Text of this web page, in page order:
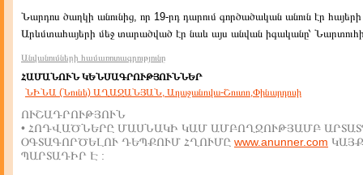
Նարդոս ծաղկի անունից, որ 19-րդ դարում գործածական անուն էր հայերի
Արևմտահայերի մեջ տարածված էր նաև այս անվան իգականը՝
Անվանումների համառոտագրությունը
ՀԱՄԱՆՈՒՆ ԿԵՆՍԱԳՐՈՒԹՅՈՒՆՆԵՐ
ՆԻՆԱ (Նունե) ԱՂԱՋԱՆՅԱՆ, Աղաջանովա-Շուտո,Փինարդոսի
ՈՒՇԱԴՐՈՒԹՅՈՒՆ
• ՀՈԴՎԱԾՆԵՐԸ ՄԱՍՆԱԿԻ ԿԱՄ ԱՄԲՈՂՋՈՒԹՅԱՄԲ
ՕԳՏԱԳՈՐԾԵԼՈՒ ԴԵՊՔՈՒՄ ՀՂՈՒՄԸ www.anunner.com
ՊԱՐՏԱԴԻՐ Է :